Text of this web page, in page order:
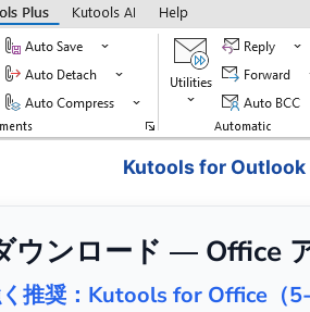
Kutools for Outlook
ウンロード — Office
推奨：Kutools for Office（5-